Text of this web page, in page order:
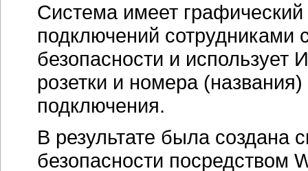
Система имеет
подключений
безопасности и
розетки и номера
подключения.
В результате была создана
безопасности посредством